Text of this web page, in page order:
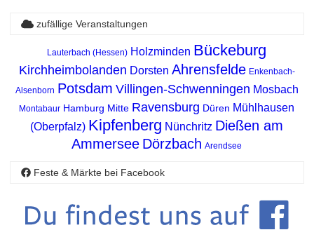
zufällige Veranstaltungen
Lauterbach (Hessen) Holzminden Bückeburg
Kirchheimbolanden Dorsten Ahrensfelde Enkenbach-
Alsenborn Potsdam Villingen-Schwenningen Mosbach
Montabaur Hamburg Mitte Ravensburg Düren Mühlhausen
(Oberpfalz) Kipfenberg Nünchritz Dießen am
Ammersee Dörzbach Arendsee
Feste & Märkte bei Facebook